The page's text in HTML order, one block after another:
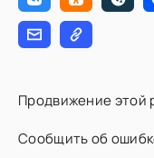
Продвижение этой
Сообщить об